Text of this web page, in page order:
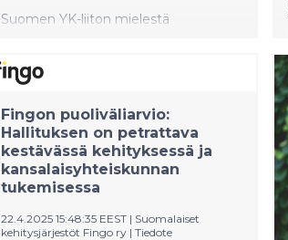
Suomen YK-liiton mielestä
avun suunnitellut leikkaukset on
peruttava. Kehitysyhteistyö ei ole
investointi ihmishenkiin, vakauteen,
suomalaisten arvoihin ja
kansainväliseen yhteistyöhön sekä
Suomen kansainväliseen rooliin.
Fingon puoliväliarvio:
Hallituksen on petrattava
kestävässä kehityksessä ja
kansalaisyhteiskunnan
tukemisessa
22.4.2025 15:48:35 EEST | Suomalaiset
kehitysjärjestöt Fingo ry | Tiedote